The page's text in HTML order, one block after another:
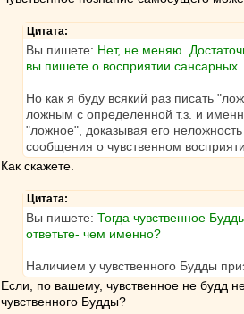
Цитата:
Вы пишете: Нет, не меняю.
вы пишете о восприятии сансарных.
Но как я буду всякий раз писать
ложным с определенной т.з. и
"ложное", доказывая его
сообщения о чувственном
Как скажете.
Цитата:
Вы пишете: Тогда чувственное
ответьте- чем именно?
Наличием у чувственного Будды
Если, по вашему, чувственное не будд
чувственного Будды?